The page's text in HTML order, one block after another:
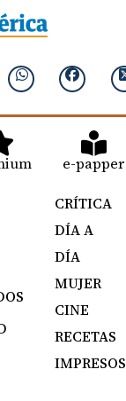
e-papper
CRÍTICA
DÍA A
DÍA
MUJER
CINE
RECETAS
IMPRESOS